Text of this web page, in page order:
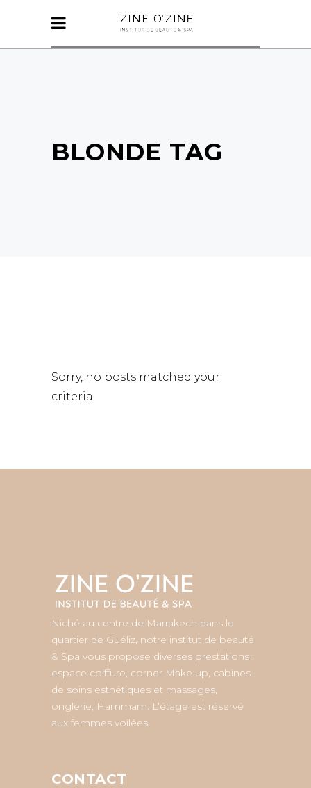
BLONDE TAG
Sorry, no posts matched your
criteria.
Niché au centre de Marrakech dans le
quartier de Guéliz, notre institut de beauté
& Spa vous propose diverses prestations :
espace coiffure, corner Make up, cabines
de soins esthétiques et massages,
onglerie, Hammam. L’étage est réservé
aux femmes voilées.
CONTACT